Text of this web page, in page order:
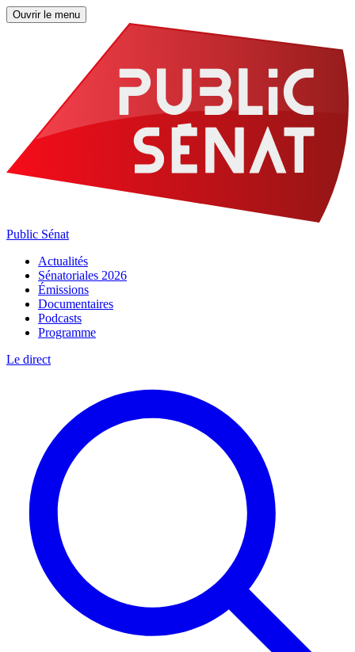
Ouvrir le menu
Public Sénat
Actualités
Sénatoriales 2026
Émissions
Documentaires
Podcasts
Programme
Le direct